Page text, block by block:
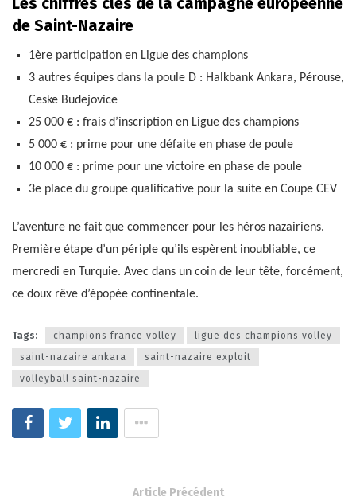
de Saint-Nazaire
1ère participation en Ligue des champions
3 autres équipes dans la poule D : Halkbank Ankara, Pérouse,
Ceske Budejovice
25 000 € : frais d’inscription en Ligue des champions
5 000 € : prime pour une défaite en phase de poule
10 000 € : prime pour une victoire en phase de poule
3e place du groupe qualificative pour la suite en Coupe CEV
L’aventure ne fait que commencer pour les héros nazairiens.
Première étape d’un périple qu’ils espèrent inoubliable, ce
mercredi en Turquie. Avec dans un coin de leur tête, forcément,
ce doux rêve d’épopée continentale.
Tags: champions france volley
ligue des champions volley
saint-nazaire ankara
saint-nazaire exploit
volleyball saint-nazaire
Article Précédent